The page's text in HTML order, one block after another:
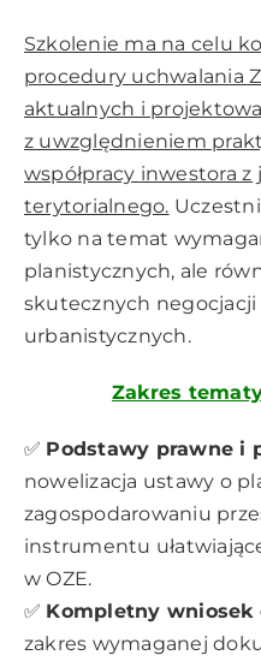
Szkolenie ma na celu
procedury uchwalania
aktualnych i
z uwzględnieniem
współpracy inwestora
terytorialnego.
tylko na temat
planistycznych, ale
skutecznych negocjacji
urbanistycznych.
Zakres
✅ Podstawy prawne i
nowelizacja ustawy o
zagospodarowaniu
instrumentu
w OZE.
✅ Kompletny wniosek
zakres wymaganej